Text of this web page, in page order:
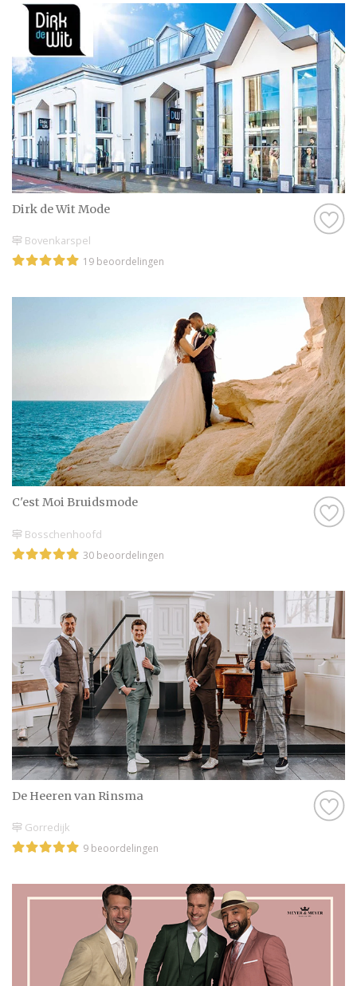
Dirk de Wit Mode
Bovenkarspel
19 beoordelingen
C'est Moi Bruidsmode
Bosschenhoofd
30 beoordelingen
De Heeren van Rinsma
Gorredijk
9 beoordelingen